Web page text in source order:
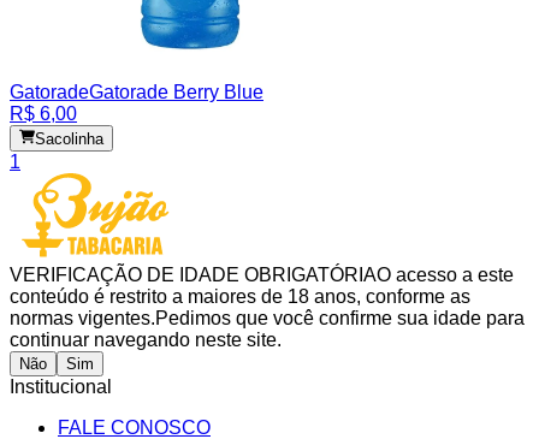
GatoradeGatorade Berry Blue
R$ 6,00
Sacolinha
1
VERIFICAÇÃO DE IDADE OBRIGATÓRIAO acesso a este
conteúdo é restrito a maiores de 18 anos, conforme as
normas vigentes.Pedimos que você confirme sua idade para
continuar navegando neste site.
Não Sim
Institucional
FALE CONOSCO